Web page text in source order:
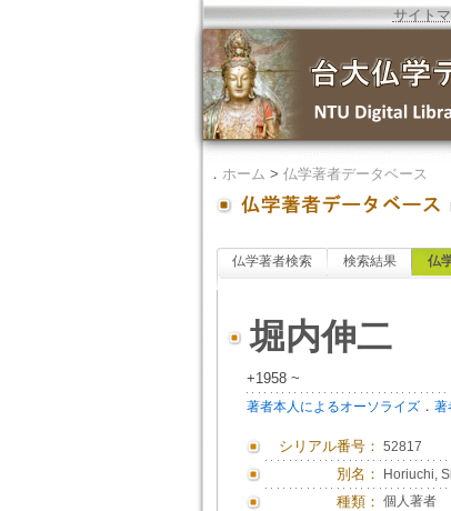
サイト
． ホーム > 仏学著者データベース
仏学著者検索 検索結果 仏
堀内伸二
+1958 ~
著者本人によるオーソライズ． 著
シリアル番号： 52817
別名： Horiuchi,
種類： 個人著者